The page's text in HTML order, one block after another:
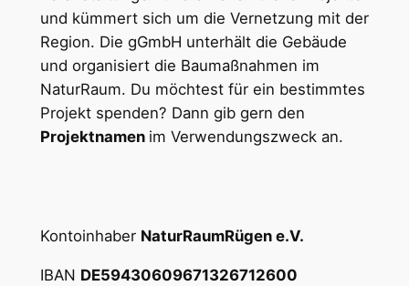
und kümmert sich um die Vernetzung mit der
Region. Die gGmbH unterhält die Gebäude
und organisiert die Baumaßnahmen im
NaturRaum. Du möchtest für ein bestimmtes
Projekt spenden? Dann gib gern den
Projektnamen im Verwendungszweck an.
Kontoinhaber NaturRaumRügen e.V.
IBAN DE59430609671326712600